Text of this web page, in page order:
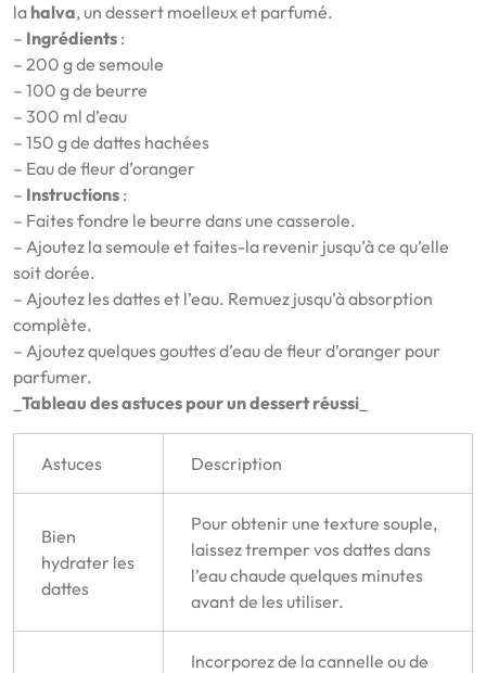
la halva, un dessert moelleux et parfumé.
– Ingrédients :
– 200 g de semoule
– 100 g de beurre
– 300 ml d’eau
– 150 g de dattes hachées
– Eau de fleur d’oranger
– Instructions :
– Faites fondre le beurre dans une casserole.
– Ajoutez la semoule et faites-la revenir jusqu’à ce qu’elle
soit dorée.
– Ajoutez les dattes et l’eau. Remuez jusqu’à absorption
complète.
– Ajoutez quelques gouttes d’eau de fleur d’oranger pour
parfumer.
Tableau des astuces pour un dessert réussi
Astuces Description
Bien
hydrater les
dattes
Pour obtenir une texture souple,
laissez tremper vos dattes dans
l’eau chaude quelques minutes
avant de les utiliser.
Incorporez de la cannelle ou de